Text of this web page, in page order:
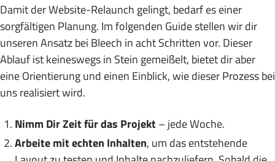
Damit der Website-Relaunch gelingt, bedarf es einer
sorgfältigen Planung. Im folgenden Guide stellen wir dir
unseren Ansatz bei Bleech in acht Schritten vor. Dieser
Ablauf ist keineswegs in Stein gemeißelt, bietet dir aber
eine Orientierung und einen Einblick, wie dieser Prozess bei
uns realisiert wird.
Nimm Dir Zeit für das Projekt– jede Woche.
Arbeite mit echten Inhalten, um das entstehende